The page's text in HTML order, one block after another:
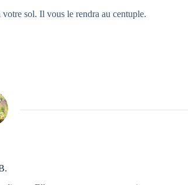
sol. Il vous le rendra au centuple.